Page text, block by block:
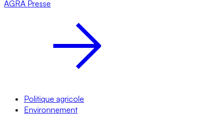
AGRA Presse
Politique agricole
Environnement